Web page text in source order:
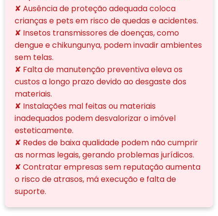
✘ Ausência de proteção adequada coloca
crianças e pets em risco de quedas e acidentes.
✘ Insetos transmissores de doenças, como
dengue e chikungunya, podem invadir ambientes
sem telas.
✘ Falta de manutenção preventiva eleva os
custos a longo prazo devido ao desgaste dos
materiais.
✘ Instalações mal feitas ou materiais
inadequados podem desvalorizar o imóvel
esteticamente.
✘ Redes de baixa qualidade podem não cumprir
as normas legais, gerando problemas jurídicos.
✘ Contratar empresas sem reputação aumenta
o risco de atrasos, má execução e falta de
suporte.